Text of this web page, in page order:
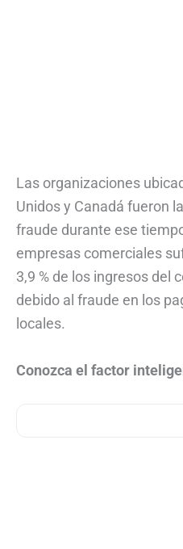
Las organizaciones
Unidos y Canadá fueron
fraude durante ese
empresas comerciales
3,9 % de los ingresos del
debido al fraude en los
locales.
Conozca el factor